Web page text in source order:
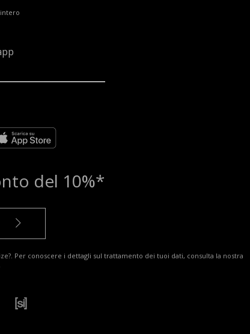
del 10%*
Per conoscere i dettagli sul trattamento dei tuoi dati, consulta la nostra